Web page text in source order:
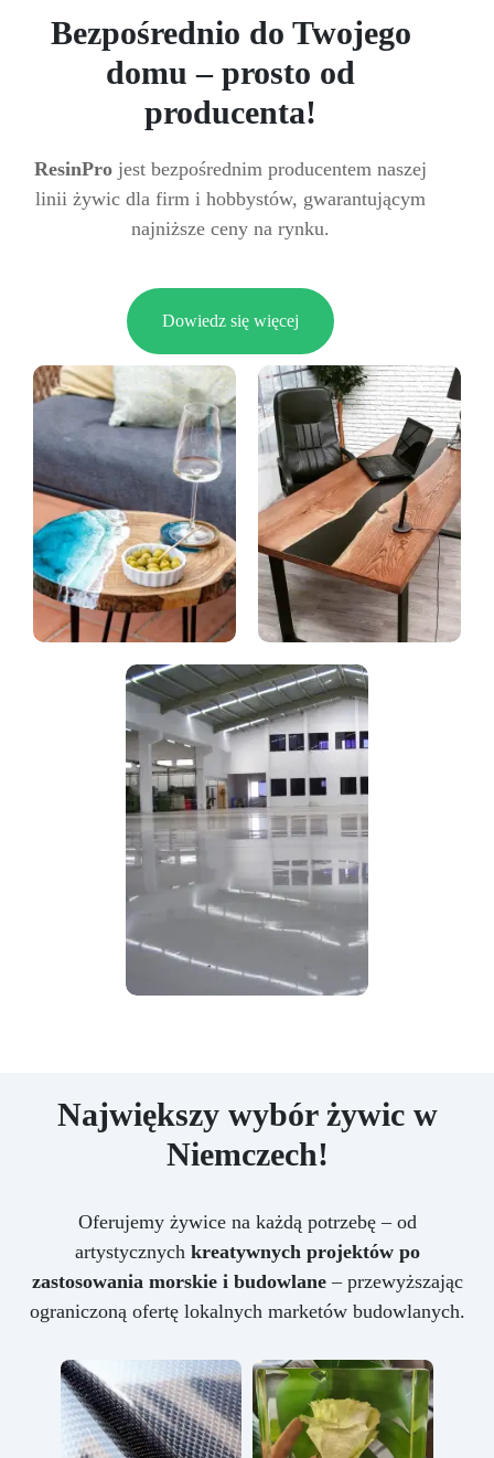
Bezpośrednio do Twojego
domu – prosto od
producenta!
ResinPro jest bezpośrednim producentem naszej
linii żywic dla firm i hobbystów, gwarantującym
najniższe ceny na rynku.
Dowiedz się więcej
Największy wybór żywic w
Niemczech!
Oferujemy żywice na każdą potrzebę – od
artystycznych kreatywnych projektów po
zastosowania morskie i budowlane– przewyższając
ograniczoną ofertę lokalnych marketów budowlanych.